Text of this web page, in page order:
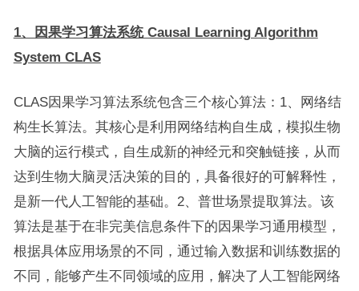
1、因果学习算法系统 Causal Learning Algorithm
System CLAS
CLAS因果学习算法系统包含三个核心算法：1、网络结
构生长算法。其核心是利用网络结构自生成，模拟生物
大脑的运行模式，自生成新的神经元和突触链接，从而
达到生物大脑灵活决策的目的，具备很好的可解释性，
是新一代人工智能的基础。2、普世场景提取算法。该
算法是基于在非完美信息条件下的因果学习通用模型，
根据具体应用场景的不同，通过输入数据和训练数据的
不同，能够产生不同领域的应用，解决了人工智能网络